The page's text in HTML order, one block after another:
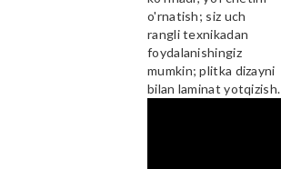
o'rnatish; siz uch
rangli texnikadan
foydalanishingiz
mumkin; plitka dizayni
bilan laminat yotqizish.